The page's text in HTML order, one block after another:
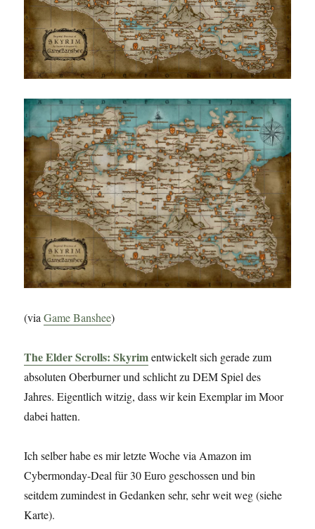
(viaGame Banshee)
The Elder Scrolls: Skyrimentwickelt sich gerade zum
absoluten Oberburner und schlicht zu DEM Spiel des
Jahres. Eigentlich witzig, dass wir kein Exemplar im Moor
dabei hatten.
Ich selber habe es mir letzte Woche via Amazon im
Cybermonday-Deal für 30 Euro geschossen und bin
seitdem zumindest in Gedanken sehr, sehr weit weg (siehe
Karte).